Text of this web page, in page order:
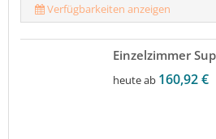
Verfügbarkeiten anzeigen
Einzelzimmer
heute ab 160,92 €